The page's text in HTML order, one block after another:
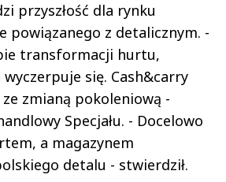
przyszłość dla rynku
powiązanego z detalicznym. -
transformacji hurtu,
się. Cash&carry
zmianą pokoleniową -
Specjału. - Docelowo
a magazynem
detalu - stwierdził.